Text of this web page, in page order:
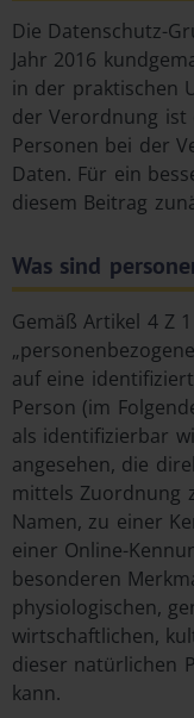
Die Datenschutz-
Jahr 2016
in der praktischen
der Verordnung ist
Personen bei der
Daten. Für ein
diesem Beitrag
Was sind
Gemäß Artikel 4 Z
auf eine
Person (im
als identifizierbar
angesehen, die
mittels Zuordnung
Namen, zu einer
einer Online-
besonderen
physiologischen,
wirtschaftlichen,
dieser natürlichen
kann.